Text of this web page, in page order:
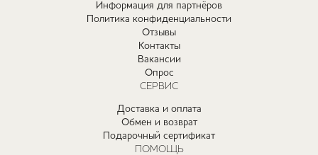
Информация для партнёров
Политика конфиденциальности
Отзывы
Контакты
Вакансии
Опрос
СЕРВИС
Доставка и оплата
Обмен и возврат
Подарочный сертификат
ПОМОЩЬ